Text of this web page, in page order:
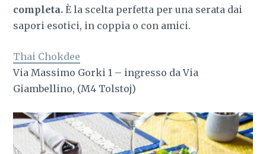
completa. È la scelta perfetta per una serata dai
sapori esotici, in coppia o con amici.
Thai Chokdee
Via Massimo Gorki 1 – ingresso da Via
Giambellino, (M4 Tolstoj)